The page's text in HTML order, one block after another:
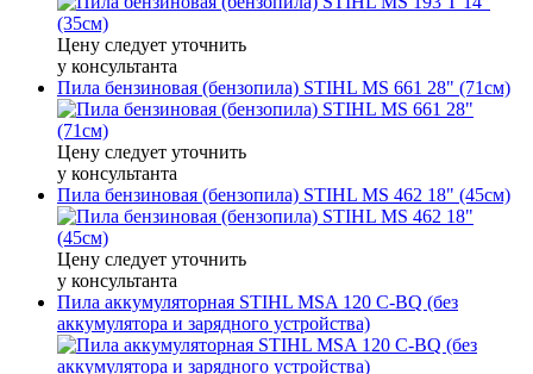
Цену следует уточнить
у консультанта
Пила бензиновая (бензопила) STIHL MS 661 28" (71см)
Цену следует уточнить
у консультанта
Пила бензиновая (бензопила) STIHL MS 462 18" (45см)
Цену следует уточнить
у консультанта
Пила аккумуляторная STIHL MSA 120 C-BQ (без
аккумулятора и зарядного устройства)